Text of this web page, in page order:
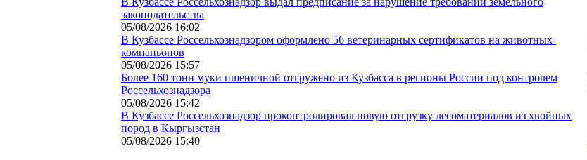
законодательства
05/08/2026 16:02
В Кузбассе Россельхознадзором оформлено 56 ветеринарных сертификатов на животных-
компаньонов
05/08/2026 15:57
Более 160 тонн муки пшеничной отгружено из Кузбасса в регионы России под контролем
Россельхознадзора
05/08/2026 15:42
В Кузбассе Россельхознадзор проконтролировал новую отгрузку лесоматериалов из хвойных
пород в Кыргызстан
05/08/2026 15:40